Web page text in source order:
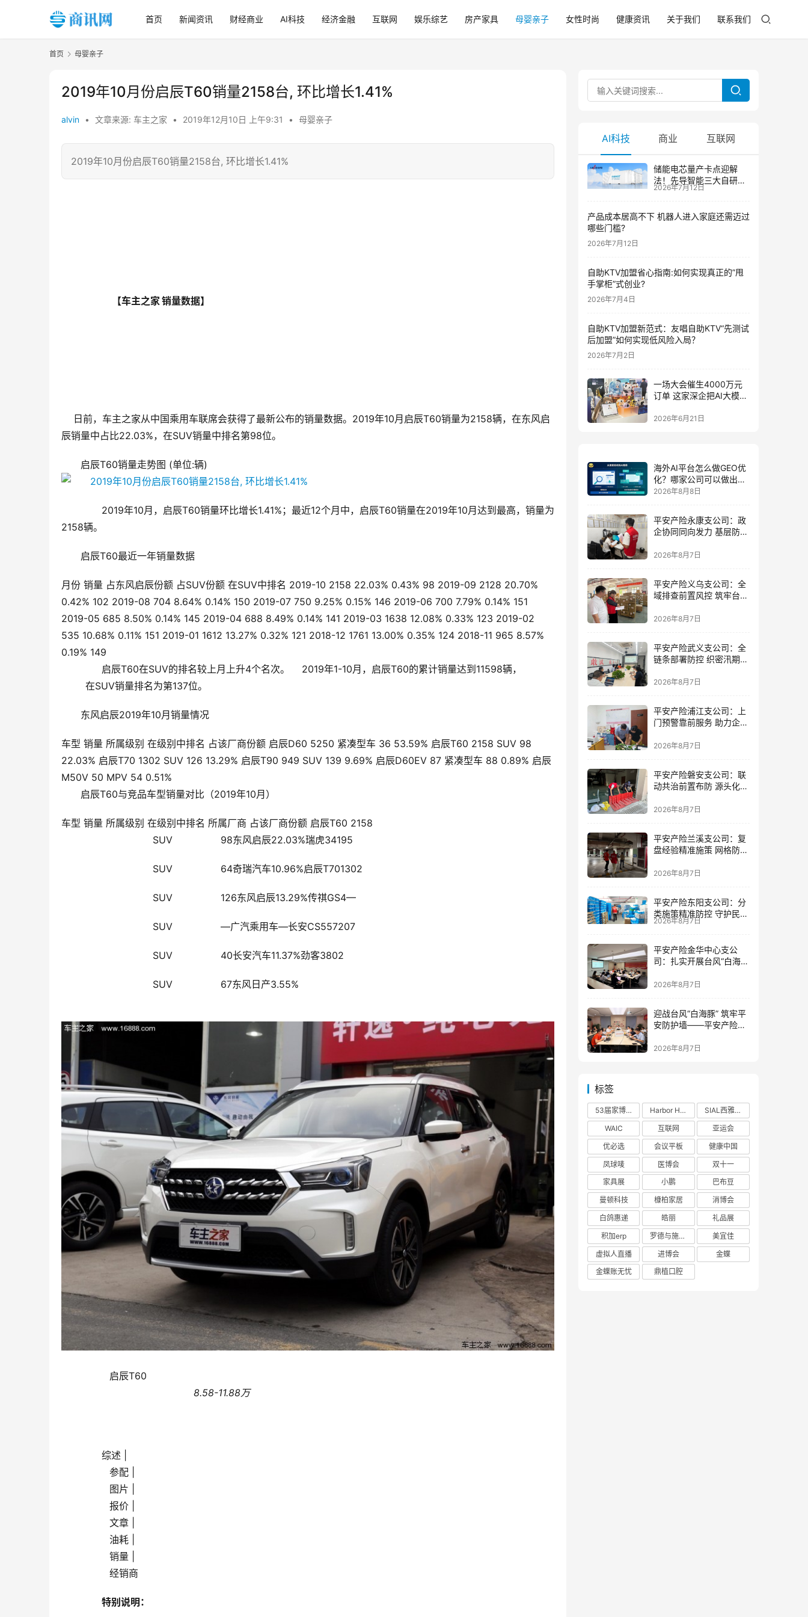
首页 新闻资讯 财经商业 AI科技 经济金融 互联网 娱乐综艺 房产家具 母婴亲子 女性时尚 健康资讯 关于我们 联系我们
首页 母婴亲子
2019年10月份启辰T60销量2158台, 环比增长1.41%
alvin • 文章来源: 车主之家 • 2019年12月10日 上午9:31 • 母婴亲子
2019年10月份启辰T60销量2158台, 环比增长1.41%
                            【车主之家 销量数据】
辰销量中占比22.03%，在SUV销量中排名第98位。
启辰T60销量走势图 (单位:辆)
2019年10月，启辰T60销量环比增长1.41%；最近12个月中，启辰T60销量在2019年10月达到最高，销量为
2158辆。
启辰T60最近一年销量数据
月份 销量 占东风启辰份额 占SUV份额 在SUV中排名 2019-10 2158 22.03% 0.43% 98 2019-09 2128 20.70%
0.42% 102 2019-08 704 8.64% 0.14% 150 2019-07 750 9.25% 0.15% 146 2019-06 700 7.79% 0.14% 151
2019-05 685 8.50% 0.14% 145 2019-04 688 8.49% 0.14% 141 2019-03 1638 12.08% 0.33% 123 2019-02
535 10.68% 0.11% 151 2019-01 1612 13.27% 0.32% 121 2018-12 1761 13.00% 0.35% 124 2018-11 965 8.57%
0.19% 149
启辰T60在SUV的排名较上月上升4个名次。    2019年1-10月，启辰T60的累计销量达到11598辆，
        在SUV销量排名为第137位。
东风启辰2019年10月销量情况
车型 销量 所属级别 在级别中排名 占该厂商份额 启辰D60 5250 紧凑型车 36 53.59% 启辰T60 2158 SUV 98
22.03% 启辰T70 1302 SUV 126 13.29% 启辰T90 949 SUV 139 9.69% 启辰D60EV 87 紧凑型车 88 0.89% 启辰
M50V 50 MPV 54 0.51%
启辰T60与竞品车型销量对比（2019年10月）
车型 销量 所属级别 在级别中排名 所属厂商 占该厂商份额 启辰T60 2158
                        SUV                98东风启辰22.03%瑞虎34195
                        SUV                64奇瑞汽车10.96%启辰T701302
                        SUV                126东风启辰13.29%传祺GS4—
                        SUV                —广汽乘用车—长安CS557207
                        SUV                40长安汽车11.37%劲客3802
                        SUV                67东风日产3.55%
                启辰T60
                                            8.58-11.88万
综述 |
                参配 |
                图片 |
                报价 |
                文章 |
                油耗 |
                销量 |
                经销商
特别说明：
AI科技 商业 互联网
储能电芯量产卡点迎解
法！先导智能三大自研技
术攻克大尺寸制芯难题
2026年7月12日
产品成本居高不下 机器人进入家庭还需迈过
哪些门槛?
2026年7月12日
自助KTV加盟省心指南:如何实现真正的”甩
手掌柜”式创业?
2026年7月4日
自助KTV加盟新范式：友唱自助KTV“先测试
后加盟”如何实现低风险入局？
2026年7月2日
一场大会催生4000万元
订单 这家深企把AI大模型
2026年6月21日
海外AI平台怎么做GEO优
化？哪家公司可以做出海
AI优化排名获客？
2026年8月8日
平安产险永康支公司：政
企协同同向发力 基层防控
2026年8月7日
平安产险义乌支公司：全
域排查前置风控 筑牢台风
2026年8月7日
平安产险武义支公司：全
链条部署防控 织密汛期安
2026年8月7日
平安产险浦江支公司：上
门预警靠前服务 助力企业
2026年8月7日
平安产险磐安支公司：联
动共治前置布防 源头化解
2026年8月7日
平安产险兰溪支公司：复
盘经验精准施策 网格防控
2026年8月7日
平安产险东阳支公司：分
类施策精准防控 守护民生
民企安全
2026年8月7日
平安产险金华中心支公
司：扎实开展台风“白海
2026年8月7日
迎战台风“白海豚” 筑牢平
安防护墙——平安产险金
风防御工作
2026年8月7日
标签
53届家博会 Harbor House
SIAL西雅展
WAIC
互联网
亚运会
优必选
会议平板
健康中国
凤球唛
医博会
双十一
家具展
小鹏
巴布豆
曼顿科技
槺柏家居
消博会
白鸽惠递
皓丽
礼品展
积加erp
罗德与施瓦茨
美宜佳
虚拟人直播
进博会
金蝶
金蝶账无忧
鼎植口腔